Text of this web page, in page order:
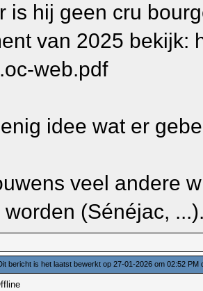
is hij geen cru
van 2025 bekijk:
web.pdf
idee wat er
veel andere
(Sénéjac,
bericht is het laatst bewerkt op 27-01-2026 om 02:52 PM